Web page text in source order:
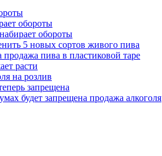
обороты
обороты
5 новых сортов живого пива
пива в пластиковой таре
расти
на розлив
запрещена
будет запрещена продажа алкоголя